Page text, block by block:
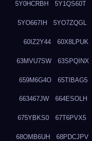
5Y0HCRBH 5Y1QS60T
5YO667IH 5YO7ZQGL
60IZ2Y44 60X8LPUK
63MVU7SW 63SPQINX
659M6G4O 65TIBAG5
663467JW 664ESOLH
675YBKS0 67T6PVX5
68OMB6UH 68PDCJPV